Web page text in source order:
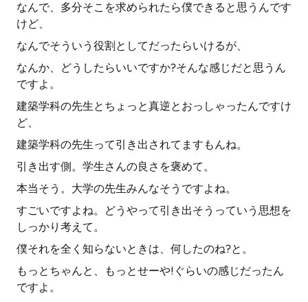
なんで、多分そこを求められたら僕できると思うんです
けど、
なんでそういう役割としてだったらいけるが、
なんか、どうしたらいいですか?そんな感じだと思うん
ですよ。
建築学科の先生とちょっと真逆とおっしゃったんですけ
ど、
建築学科の先生って引き出されてますもんね。
引き出す側。学生さんの良さを褒めて。
本当そう。大学の先生みんなそうですよね。
すごいですよね。どうやって引き出そうっていう思想を
しっかり考えて。
僕それを全く知らないときは、何したのね?と。
もっとちゃんと、もっとせーや!ぐらいの感じだったん
ですよ。